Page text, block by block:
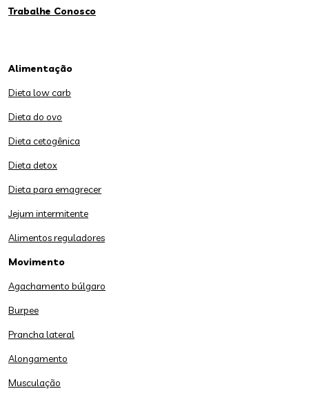
Trabalhe Conosco
Alimentação
Dieta low carb
Dieta do ovo
Dieta cetogênica
Dieta detox
Dieta para emagrecer
Jejum intermitente
Alimentos reguladores
Movimento
Agachamento búlgaro
Burpee
Prancha lateral
Alongamento
Musculação